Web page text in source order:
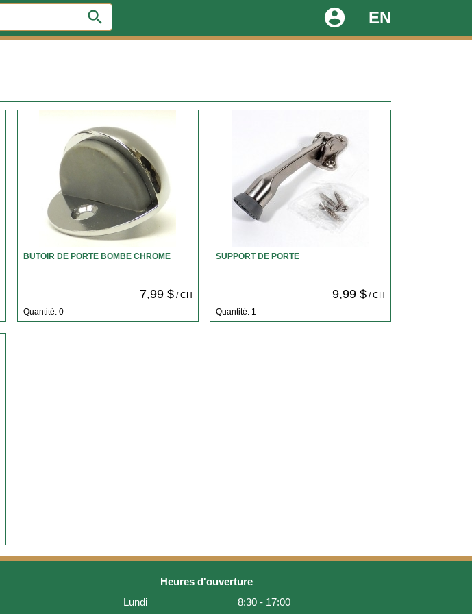
search EN
account_circle
BUTOIR DE PORTE BOMBE CHROME
7,99 $/ CH
Quantité: 0
SUPPORT DE PORTE
9,99 $/ CH
Quantité: 1
Heures d'ouverture
Lundi
8:30 - 17:00